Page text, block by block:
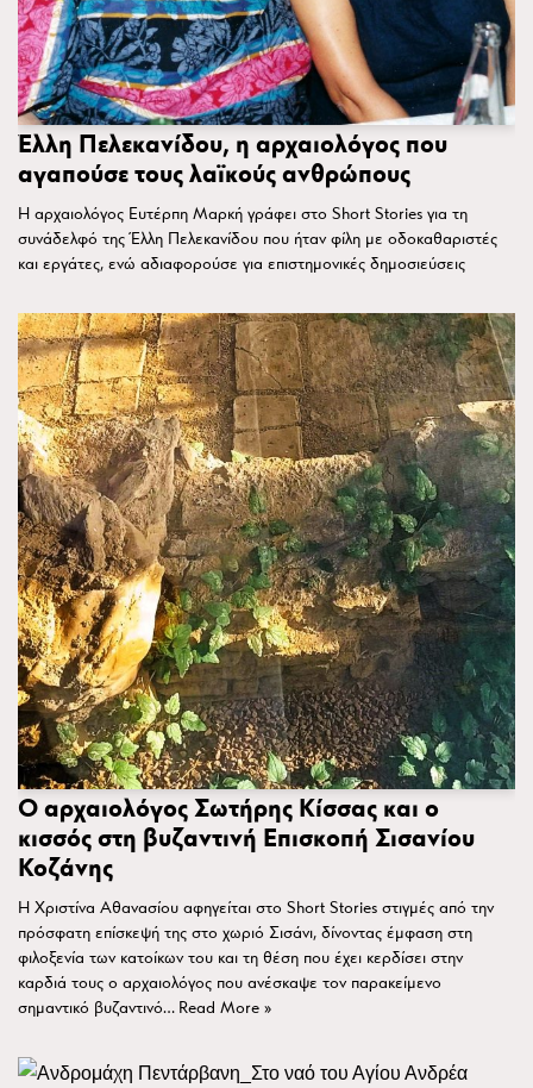
Έλλη Πελεκανίδου, η αρχαιολόγος που
αγαπούσε τους λαϊκούς ανθρώπους
Η αρχαιολόγος Ευτέρπη Μαρκή γράφει στο Short Stories για τη
συνάδελφό της Έλλη Πελεκανίδου που ήταν φίλη με οδοκαθαριστές
και εργάτες, ενώ αδιαφορούσε για επιστημονικές δημοσιεύσεις
Ο αρχαιολόγος Σωτήρης Κίσσας και ο
κισσός στη βυζαντινή Επισκοπή Σισανίου
Κοζάνης
Η Χριστίνα Αθανασίου αφηγείται στο Short Stories στιγμές από την
πρόσφατη επίσκεψή της στο χωριό Σισάνι, δίνοντας έμφαση στη
φιλοξενία των κατοίκων του και τη θέση που έχει κερδίσει στην
καρδιά τους ο αρχαιολόγος που ανέσκαψε τον παρακείμενο
σημαντικό βυζαντινό… Read More »